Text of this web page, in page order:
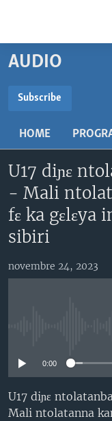
Menu
principal
navigation
principale
Retour
recherche
MALI KURA
RADIO
AN BA FO!
FARAFINA FOLI
Learning English
SUIVEZ-NOUS
AUDIO
Subscribe
HOME
U17 diɲɛ
- Mali
fɛ ka gɛlɛya
sibiri
novembre 24, 2023
0:00
U17 diɲɛ
Mali ntolatanna